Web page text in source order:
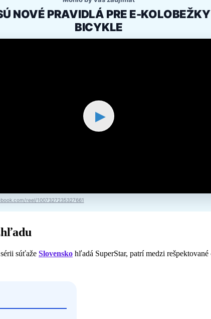
NOVÉ PRAVIDLÁ PRE E-
BICYKLE
▶
reel/1007327235327661
súťaže Slovensko hľadá SuperStar, patrí medzi